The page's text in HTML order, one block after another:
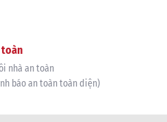
toàn
nhà an toàn
báo an toàn toàn diện)